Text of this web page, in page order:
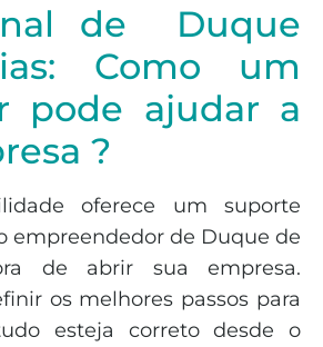
de Duque
Como um
pode ajudar a
?
oferece um suporte
empreendedor de Duque de
de abrir sua empresa.
os melhores passos para
esteja correto desde o